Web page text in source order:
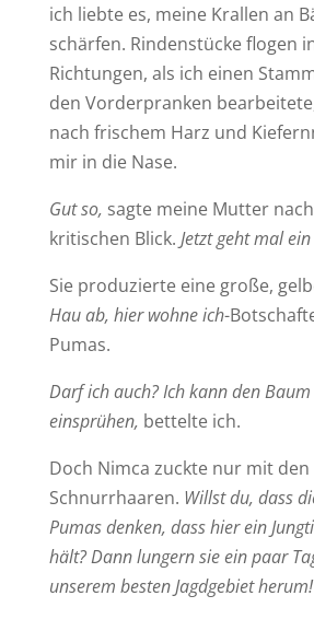
ich liebte es, meine Krallen an
schärfen. Rindenstücke flogen
Richtungen, als ich einen
den Vorderpranken
nach frischem Harz und
mir in die Nase.
Gut so, sagte meine Mutter
kritischen Blick. Jetzt geht mal
Sie produzierte eine große,
Hau ab, hier wohne ich-
Pumas.
Darf ich auch? Ich kann den
einsprühen, bettelte ich.
Doch Nimca zuckte nur mit den
Schnurrhaaren. Willst du, dass
Pumas denken, dass hier ein
hält? Dann lungern sie ein paar
unserem besten Jagdgebiet herum!